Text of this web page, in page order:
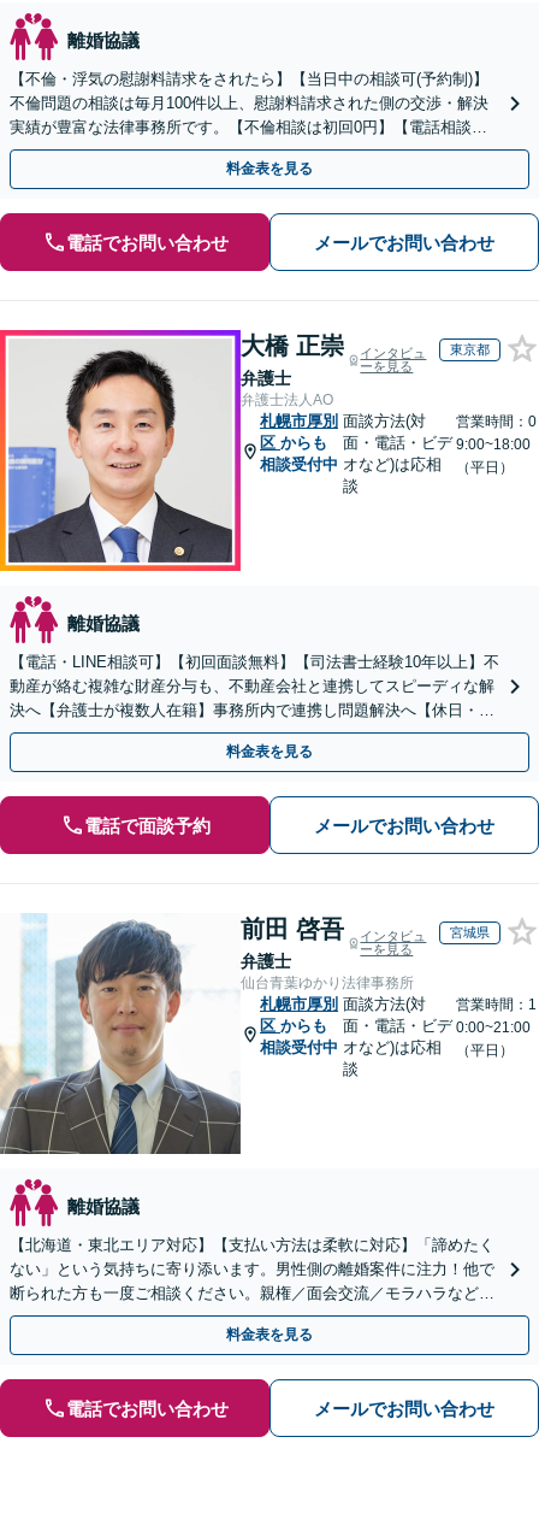
離婚協議
【不倫・浮気の慰謝料請求をされたら】【当日中の相談可(予約制)】
不倫問題の相談は毎月100件以上、慰謝料請求された側の交渉・解決
実績が豊富な法律事務所です。【不倫相談は初回0円】【電話相談で
ご契約まで対応可/来所不要】
料金表を見る
電話でお問い合わせ メールでお問い合わせ
大橋 正崇
弁護士
インタビュ
ーを見る
東京都
弁護士法人AO
札幌市厚別
区 からも
相談受付中
面談方法(対
面・電話・ビデ
オなど)は応相
談
営業時間：0
9:00~18:00
（平日）
離婚協議
【電話・LINE相談可】【初回面談無料】【司法書士経験10年以上】不
動産が絡む複雑な財産分与も、不動産会社と連携してスピーディな解
決へ【弁護士が複数人在籍】事務所内で連携し問題解決へ【休日・夜
間面談可】【子連れ相談可】【虎ノ門駅1分】
料金表を見る
電話で面談予約 メールでお問い合わせ
前田 啓吾
弁護士
インタビュ
ーを見る
宮城県
仙台青葉ゆかり法律事務所
札幌市厚別
区 からも
相談受付中
面談方法(対
面・電話・ビデ
オなど)は応相
談
営業時間：1
0:00~21:00
（平日）
離婚協議
【北海道・東北エリア対応】【支払い方法は柔軟に対応】「諦めたく
ない」という気持ちに寄り添います。男性側の離婚案件に注力！他で
断られた方も一度ご相談ください。親権／面会交流／モラハラなど
【初回相談60分無料】【オンライン相談可能】
料金表を見る
電話でお問い合わせ メールでお問い合わせ